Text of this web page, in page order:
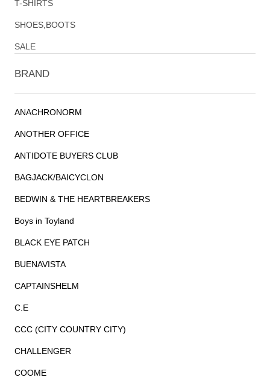
T-SHIRTS
SHOES,BOOTS
SALE
BRAND
ANACHRONORM
ANOTHER OFFICE
ANTIDOTE BUYERS CLUB
BAGJACK/BAICYCLON
BEDWIN & THE HEARTBREAKERS
Boys in Toyland
BLACK EYE PATCH
BUENAVISTA
CAPTAINSHELM
C.E
CCC (CITY COUNTRY CITY)
CHALLENGER
COOME